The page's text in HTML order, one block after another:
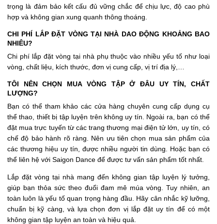
trọng là đảm bảo kết cấu đủ vững chắc để chịu lực, độ cao phù
hợp và không gian xung quanh thông thoáng.
CHI PHÍ LẮP ĐẶT VÒNG TẠI NHÀ DAO ĐỘNG KHOẢNG BAO
NHIÊU?
Chi phí lắp đặt vòng tại nhà phụ thuộc vào nhiều yếu tố như loại
vòng, chất liệu, kích thước, đơn vị cung cấp, vị trí địa lý,…
TÔI NÊN CHỌN MUA VÒNG TẬP Ở ĐÂU UY TÍN, CHẤT
LƯỢNG?
Bạn có thể tham khảo các cửa hàng chuyên cung cấp dụng cụ
thể thao, thiết bị tập luyện trên không uy tín. Ngoài ra, bạn có thể
đặt mua trực tuyến từ các trang thương mại điện tử lớn, uy tín, có
chế độ bảo hành rõ ràng. Nên ưu tiên chọn mua sản phẩm của
các thương hiệu uy tín, được nhiều người tin dùng. Hoặc bạn có
thể liên hệ với Saigon Dance để được tư vấn sản phẩm tốt nhất.
Lắp đặt vòng tại nhà mang đến không gian tập luyện lý tưởng,
giúp bạn thỏa sức theo đuổi đam mê múa vòng. Tuy nhiên, an
toàn luôn là yếu tố quan trọng hàng đầu. Hãy cân nhắc kỹ lưỡng,
chuẩn bị kỹ càng, và lựa chọn đơn vị lắp đặt uy tín để có một
không gian tập luyện an toàn và hiệu quả.